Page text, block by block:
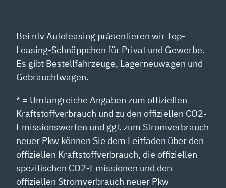
Bei ntv Autoleasing präsentieren wir Top-
Leasing-Schnäppchen für Privat und Gewerbe.
Es gibt Bestellfahrzeuge, Lagerneuwagen und
Gebrauchtwagen.
* = Umfangreiche Angaben zum offiziellen
Kraftstoffverbrauch und zu den offiziellen CO2-
Emissionswerten und ggf. zum Stromverbrauch
neuer Pkw können Sie dem Leitfaden über den
offiziellen Kraftstoffverbrauch, die offiziellen
spezifischen CO2-Emissionen und den
offiziellen Stromverbrauch neuer Pkw